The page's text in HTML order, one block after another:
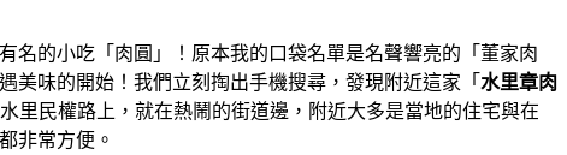
名的小吃「肉圓」！原本我的口袋名單是名聲響亮的「董家肉
美味的開始！我們立刻掏出手機搜尋，發現附近這家「 水里章肉
里民權路上，就在熱鬧的街道邊，附近大多是當地的住宅與在
非常方便。